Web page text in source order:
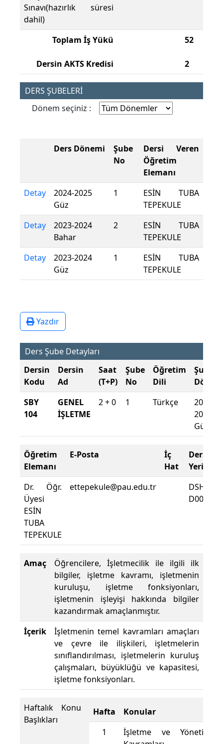
Sınavı(hazırlık süresi
dahil)
Toplam İş Yükü
Dersin AKTS Kredisi
52
2
DERS ŞUBELERİ
Dönem seçiniz :
Ders Dönemi
Şube
No
Dersi Veren
Öğretim
Elemanı
Detay
2024-2025
Güz
1
ESİN TUBA
TEPEKULE
Detay
2023-2024
Bahar
2
ESİN TUBA
TEPEKULE
Detay
2023-2024
Güz
1
ESİN TUBA
TEPEKULE
Yazdır
Ders Şube Detayları
Dersin
Kodu
Dersin
Ad
Saat
(T+P)
Şube
No
Öğretim
Dili
Şube
SBY
104
GENEL
İŞLETME
2 + 0 1 Türkçe
2024-
2025
Güz
Öğretim
Elemanı
E-Posta
İç
Hat
Ders
Yeri
Dr. Öğr.
Üyesi
ESİN
TUBA
TEPEKULE
ettepekule@pau.edu.tr
DSHMY
D0014
Amaç
Öğrencilere, İşletmecilik ile ilgili ilk
bilgiler, işletme kavramı, işletmenin
kuruluşu, işletme fonksiyonları,
işletmenin işleyişi hakkında bilgiler
kazandırmak amaçlanmıştır.
İçerik
İşletmenin temel kavramları amaçları
ve çevre ile ilişkileri, işletmelerin
sınıflandırılması, işletmelerin kuruluş
çalışmaları, büyüklüğü ve kapasitesi,
işletme fonksiyonları.
Haftalık Konu
Başlıkları
Hafta
Konular
1
İşletme ve